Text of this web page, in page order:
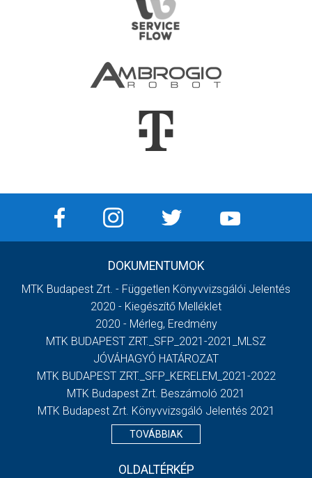
DOKUMENTUMOK
MTK Budapest Zrt. - Független Könyvvizsgálói Jelentés
2020 - Kiegészítő Melléklet
2020 - Mérleg, Eredmény
MTK BUDAPEST ZRT._SFP_2021-2021_MLSZ
JÓVÁHAGYÓ HATÁROZAT
MTK BUDAPEST ZRT._SFP_KERELEM_2021-2022
MTK Budapest Zrt. Beszámoló 2021
MTK Budapest Zrt. Könyvvizsgáló Jelentés 2021
TOVÁBBIAK
OLDALTÉRKÉP